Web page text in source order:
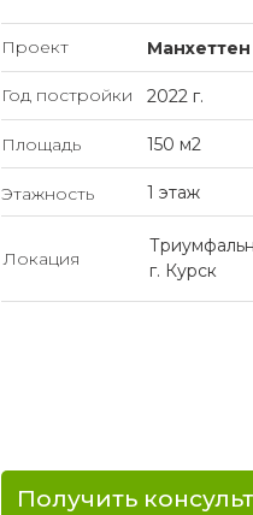
Год постройки
Площадь
Этажность
Получить
2022 г.
150 м2
1 этаж
Локация
г. Курск
Проект Манхеттен